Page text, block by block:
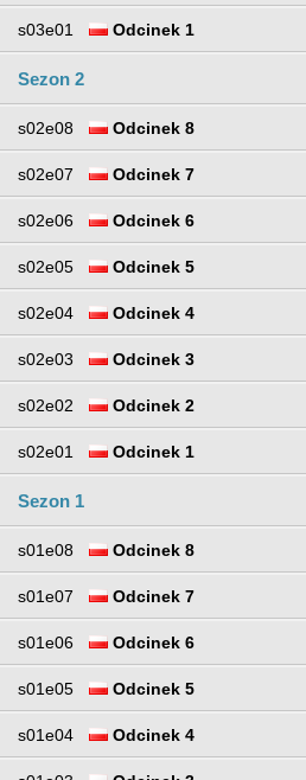
s03e01 Odcinek 1
Sezon 2
s02e08 Odcinek 8
s02e07 Odcinek 7
s02e06 Odcinek 6
s02e05 Odcinek 5
s02e04 Odcinek 4
s02e03 Odcinek 3
s02e02 Odcinek 2
s02e01 Odcinek 1
Sezon 1
s01e08 Odcinek 8
s01e07 Odcinek 7
s01e06 Odcinek 6
s01e05 Odcinek 5
s01e04 Odcinek 4